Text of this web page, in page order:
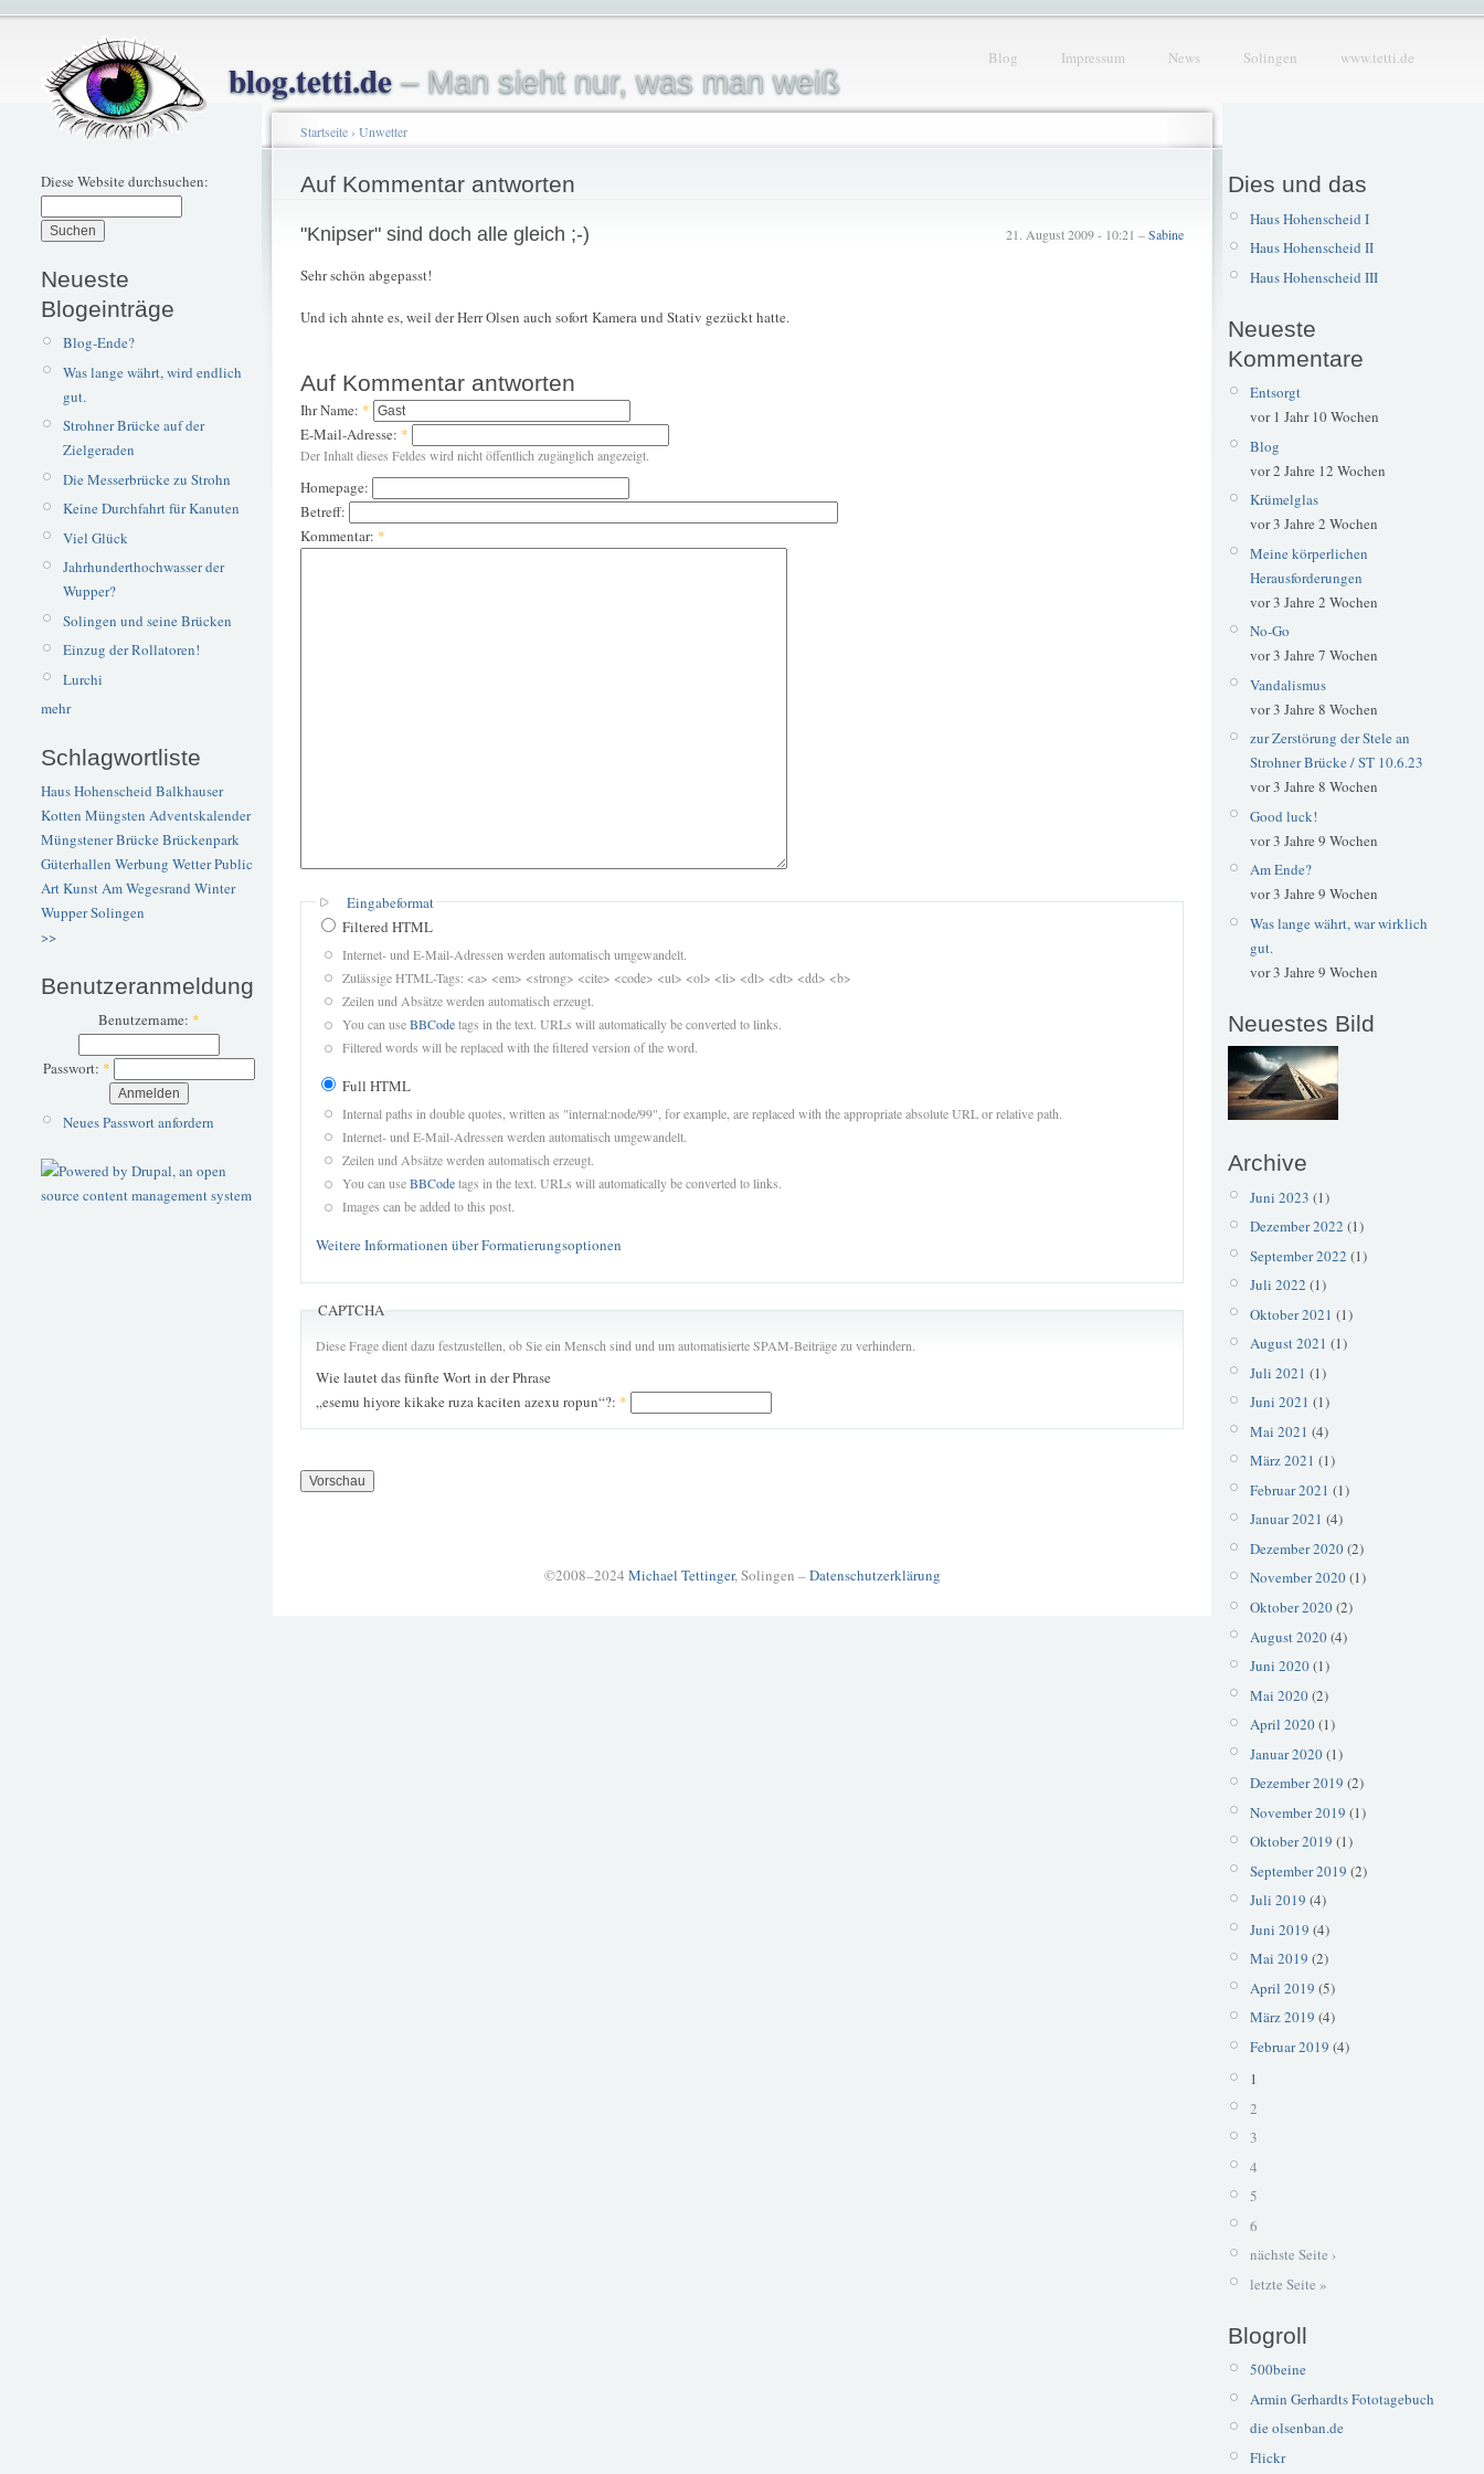
blog.tetti.de– Man sieht nur, was man weiß
Blog Impressum News Solingen www.tetti.de
Diese Website durchsuchen:
Neueste
Blogeinträge
Blog-Ende?
Was lange währt, wird endlich
gut.
Strohner Brücke auf der
Zielgeraden
Die Messerbrücke zu Strohn
Keine Durchfahrt für Kanuten
Viel Glück
Jahrhunderthochwasser der
Wupper?
Solingen und seine Brücken
Einzug der Rollatoren!
Lurchi
mehr
Schlagwortliste
Haus Hohenscheid Balkhauser
Kotten Müngsten Adventskalender
Müngstener BrückeBrückenpark
Güterhallen Werbung WetterPublic
ArtKunstAm Wegesrand Winter
WupperSolingen
>>
Benutzeranmeldung
Benutzername: *
Passwort: *
Neues Passwort anfordern
Startseite› Unwetter
Auf Kommentar antworten
21. August 2009 - 10:21 –Sabine
"Knipser" sind doch alle gleich ;-)
Sehr schön abgepasst!
Und ich ahnte es, weil der Herr Olsen auch sofort Kamera und Stativ gezückt hatte.
Auf Kommentar antworten
Ihr Name: *
E-Mail-Adresse: *
Der Inhalt dieses Feldes wird nicht öffentlich zugänglich angezeigt.
Homepage:
Betreff:
Kommentar: *
Eingabeformat
Filtered HTML
Internet- und E-Mail-Adressen werden automatisch umgewandelt.
Zulässige HTML-Tags: <a> <em> <strong> <cite> <code> <ul> <ol> <li> <dl> <dt> <dd> <b>
Zeilen und Absätze werden automatisch erzeugt.
You can useBBCodetags in the text. URLs will automatically be converted to links.
Filtered words will be replaced with the filtered version of the word.
Full HTML
Internal paths in double quotes, written as "internal:node/99", for example, are replaced with the appropriate absolute URL or relative path.
Internet- und E-Mail-Adressen werden automatisch umgewandelt.
Zeilen und Absätze werden automatisch erzeugt.
You can useBBCodetags in the text. URLs will automatically be converted to links.
Images can be added to this post.
Weitere Informationen über Formatierungsoptionen
CAPTCHA
Diese Frage dient dazu festzustellen, ob Sie ein Mensch sind und um automatisierte SPAM-Beiträge zu verhindern.
Wie lautet das fünfte Wort in der Phrase
„esemu hiyore kikake ruza kaciten azexu ropun“?: *
©2008–2024 Michael Tettinger, Solingen –Datenschutzerklärung
Dies und das
Haus Hohenscheid I
Haus Hohenscheid II
Haus Hohenscheid III
Neueste
Kommentare
Entsorgt
vor 1 Jahr 10 Wochen
Blog
vor 2 Jahre 12 Wochen
Krümelglas
vor 3 Jahre 2 Wochen
Meine körperlichen
Herausforderungen
vor 3 Jahre 2 Wochen
No-Go
vor 3 Jahre 7 Wochen
Vandalismus
vor 3 Jahre 8 Wochen
zur Zerstörung der Stele an
Strohner Brücke / ST 10.6.23
vor 3 Jahre 8 Wochen
Good luck!
vor 3 Jahre 9 Wochen
Am Ende?
vor 3 Jahre 9 Wochen
Was lange währt, war wirklich
gut.
vor 3 Jahre 9 Wochen
Neuestes Bild
Archive
Juni 2023 (1)
Dezember 2022 (1)
September 2022 (1)
Juli 2022 (1)
Oktober 2021 (1)
August 2021 (1)
Juli 2021 (1)
Juni 2021 (1)
Mai 2021 (4)
März 2021 (1)
Februar 2021 (1)
Januar 2021 (4)
Dezember 2020(2)
November 2020(1)
Oktober 2020(2)
August 2020(4)
Juni 2020(1)
Mai 2020(2)
April 2020(1)
Januar 2020(1)
Dezember 2019 (2)
November 2019 (1)
Oktober 2019 (1)
September 2019 (2)
Juli 2019 (4)
Juni 2019 (4)
Mai 2019 (2)
April 2019 (5)
März 2019 (4)
Februar 2019 (4)
1
2
3
4
5
6
nächste Seite ›
letzte Seite »
Blogroll
500beine
Armin Gerhardts Fototagebuch
die olsenban.de
Flickr